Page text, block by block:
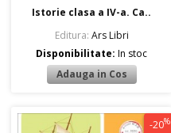
Istorie clasa a IV-a. Ca..
Editura: Ars Libri
Disponibilitate:In stoc
-20%